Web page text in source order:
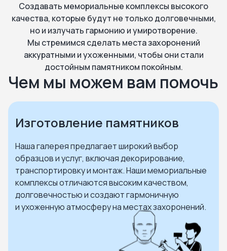
Создавать мемориальные комплексы высокого
качества, которые будут не только долговечными,
но и излучать гармонию и умиротворение.
Мы стремимся сделать места захоронений
аккуратными и ухоженными, чтобы они стали
достойным памятником покойным.
Чем мы можем вам помочь
Изготовление памятников
Наша галерея предлагает широкий выбор
образцов и услуг, включая декорирование,
транспортировку и монтаж. Наши мемориальные
комплексы отличаются высоким качеством,
долговечностью и создают гармоничную
и ухоженную атмосферу на местах захоронений.